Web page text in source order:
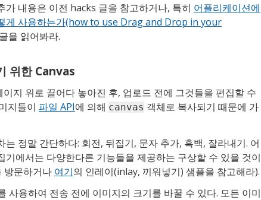
가 내용은 이전 hacks 글을 참고하거나, 특히 어플리케이션에
게 사용하는가(how to use Drag and Drop in your
을 읽어봐라.
위한 Canvas
지 위로 끌어다 놓아진 후, 업로드 전에 그것들을 편집할 수
지들이 파일 API에 의해 canvas 객체로 복사되기 때문에 가
는 정말 간단하다: 회전, 뒤집기, 문자 추가, 흑백, 잘라내기. 어
기에서는 다양한다른 기능들을 제공하는 구상할 수 있을 것이
방문하거나 여기의 인레이(inlay, 끼워넣기) 샘플을 참고해라).
사용하여 전송 전에 이미지의 크기를 바꿀 수 있다. 모든 이미